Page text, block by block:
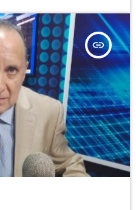
insert_link